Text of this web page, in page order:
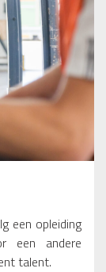
een opleiding
een andere
talent.